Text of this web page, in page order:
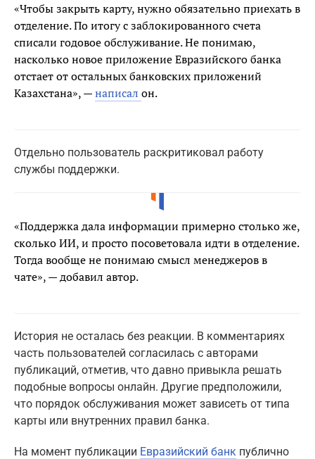
«Чтобы закрыть карту, нужно обязательно приехать в
отделение. По итогу с заблокированного счета
списали годовое обслуживание. Не понимаю,
насколько новое приложение Евразийского банка
отстает от остальных банковских приложений
Казахстана», —написал он.
Отдельно пользователь раскритиковал работу
службы поддержки.
«Поддержка дала информации примерно столько же,
сколько ИИ, и просто посоветовала идти в отделение.
Тогда вообще не понимаю смысл менеджеров в
чате», — добавил автор.
История не осталась без реакции. В комментариях
часть пользователей согласилась с авторами
публикаций, отметив, что давно привыкла решать
подобные вопросы онлайн. Другие предположили,
что порядок обслуживания может зависеть от типа
карты или внутренних правил банка.
На момент публикации Евразийский банк публично